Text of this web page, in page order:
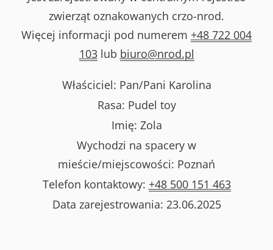
zwierząt oznakowanych crzo-nrod.
Więcej informacji pod numerem +48 722 004
103lub biuro@nrod.pl
Właściciel: Pan/Pani Karolina
Rasa: Pudel toy
Imię: Zola
Wychodzi na spacery w
mieście/miejscowości: Poznań
Telefon kontaktowy: +48 500 151 463
Data zarejestrowania: 23.06.2025